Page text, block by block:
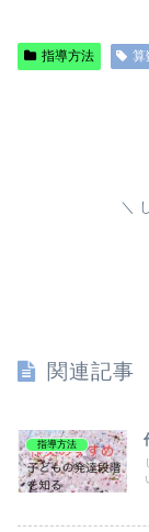
指導方法 算
関連記事
指導方法